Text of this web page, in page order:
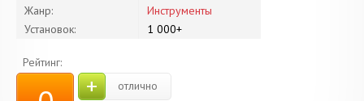
Жанр:
Инструменты
Установок:
1 000+
Рейтинг:
+ отлично